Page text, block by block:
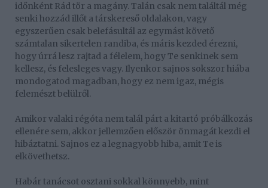
időnként Rád tör a magány. Talán csak nem találtál még
senki hozzád illőt a társkereső oldalakon, vagy
egyszerűen csak belefásultál az egymást követő
számtalan sikertelen randiba, és máris kezded érezni,
hogy úrrá lesz rajtad a félelem, hogy Te senkinek sem
kellesz, és felesleges vagy. Ilyenkor sajnos sokszor hiába
mondogatod magadban, hogy ez nem igaz, mégis
felemészt belülről.
Amikor valaki régóta nem talál párt a kitartó próbálkozás
ellenére sem, akkor jellemzően először önmagát kezdi el
hibáztatni. Sajnos ez a legnagyobb hiba, amit Te is
elkövethetsz.
Habár tanácsot osztani sokkal könnyebb, mint